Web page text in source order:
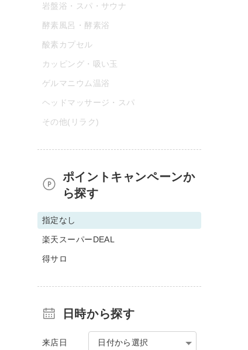
岩盤浴・スパ・サウナ
酵素風呂・酵素浴
酸素カプセル
カッピング・吸い玉
ゲルマニウム温浴
ヘッドマッサージ・スパ
その他(リラク)
ポイントキャンペーンか
ら探す
指定なし
楽天スーパーDEAL
得サロ
日時から探す
来店日 日付から選択